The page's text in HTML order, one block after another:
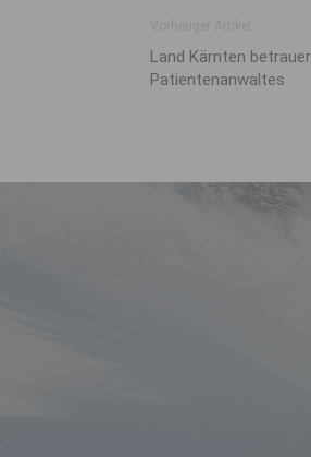
Land Kärnten
Patientenanwaltes